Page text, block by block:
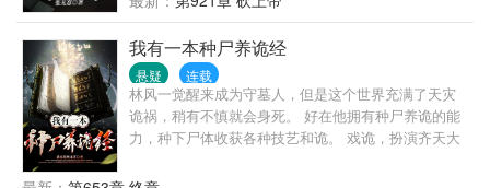
结前，谢绝转载。鞠躬，喜欢本文想转载的大大手下
留情咩。
我有一本种尸养诡经
悬疑 连载
林风一觉醒来成为守墓人，但是这个世界充满了天灾
诡祸，稍有不慎就会身死。 好在他拥有种尸养诡的能
力，种下尸体收获各种技艺和诡。 戏诡，扮演齐天大
万物，织出乱世悲歌，制作各类诡异道具。 傀儡诡，